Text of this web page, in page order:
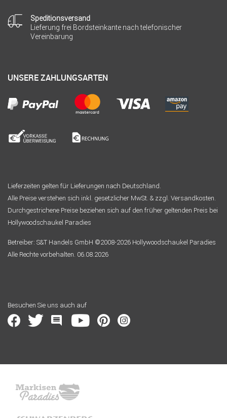
Speditionsversand
Lieferung frei Bordsteinkante nach telefonischer
Vereinbarung
UNSERE ZAHLUNGSARTEN
Lieferzeiten gelten für Lieferungen nach Deutschland.
Alle Preise verstehen sich inkl. gesetzlicher MwSt. & zzgl. Versandkosten.
Durchgestrichene Preise beziehen sich auf den früher geltenden Preis bei
Hollywoodschaukel Paradies
Betreiber: S&T Handels GmbH ©2008-2026 Hollywoodschaukel Paradies
Alle Rechte vorbehalten. 06.08.2026
Besuchen Sie uns auch auf